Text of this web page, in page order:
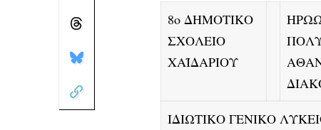
8ο ΔΗΜΟΤΙΚΟ
ΣΧΟΛΕΙΟ
ΧΑΪΔΑΡΙΟΥ
ΙΔΙΩΤΙΚΟ ΓΕΝΙΚΟ